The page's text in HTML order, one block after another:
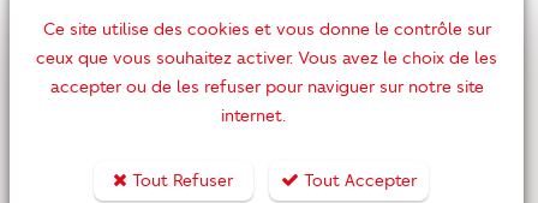
kg éqCO2/m².an
Ce site utilise des cookies et vous donne le contrôle sur
ceux que vous souhaitez activer. Vous avez le choix de les
accepter ou de les refuser pour naviguer sur notre site
internet.
Tout Refuser Tout Accepter